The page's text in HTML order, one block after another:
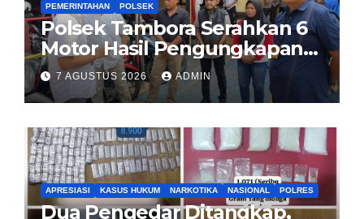
PEMERINTAHAN
POLSEK
Polsek Tambora Serahkan 6
Motor Hasil Pengungkapan
Kasus Curanmor Kepada
Pemilik Yang sah
7 AGUSTUS 2026 ADMIN
APRESIASI KASUS HUKUM NARKOTIKA NASIONAL POLRES
Dua Pengedar Ditangkap,